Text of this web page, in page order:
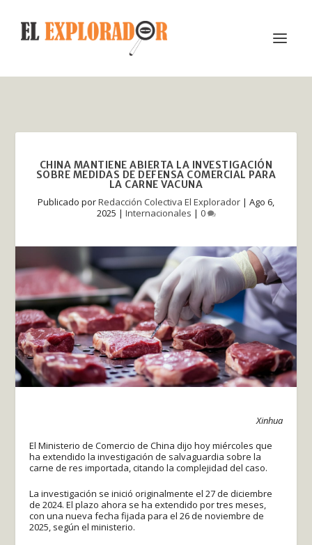
CHINA MANTIENE ABIERTA LA INVESTIGACIÓN
SOBRE MEDIDAS DE DEFENSA COMERCIAL PARA
LA CARNE VACUNA
Publicado porRedacción Colectiva El Explorador | Ago 6,
2025 | Internacionales | 0
Xinhua
El Ministerio de Comercio de China dijo hoy miércoles que
ha extendido la investigación de salvaguardia sobre la
carne de res importada, citando la complejidad del caso.
La investigación se inició originalmente el 27 de diciembre
de 2024. El plazo ahora se ha extendido por tres meses,
con una nueva fecha fijada para el 26 de noviembre de
2025, según el ministerio.